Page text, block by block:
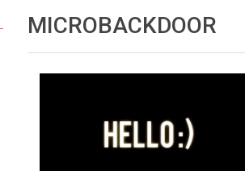
MICROBACKDOOR